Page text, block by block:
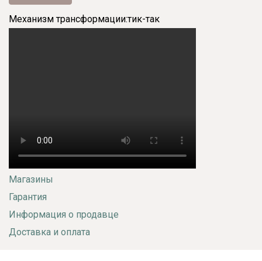
Механизм трансформации:тик-так
Магазины
Гарантия
Информация о продавце
Доставка и оплата